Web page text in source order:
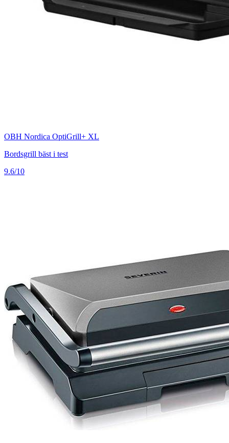
OBH Nordica OptiGrill+ XL
Bordsgrill bäst i test
9.6/10